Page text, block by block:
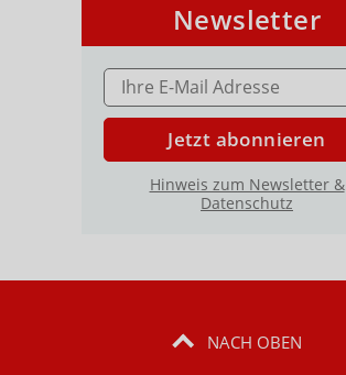
Newsletter
E-MAIL ADRESSE
Jetzt abonnieren
Hinweis zum Newsletter &
Datenschutz
NACH OBEN